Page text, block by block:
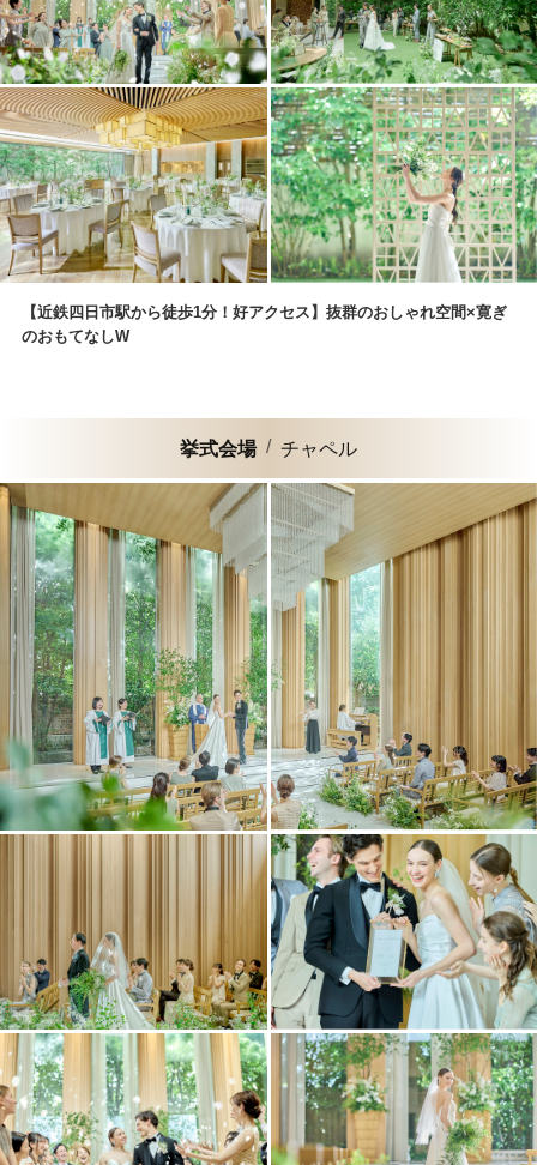
【近鉄四日市駅から徒歩1分！好アクセス】抜群のおしゃれ空間×寛ぎ
のおもてなしW
挙式会場 チャペル